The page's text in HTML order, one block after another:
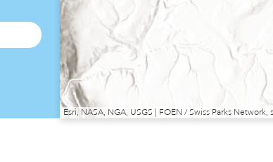
Esri, NASA, NGA, USGS | FOEN / Swiss Parks